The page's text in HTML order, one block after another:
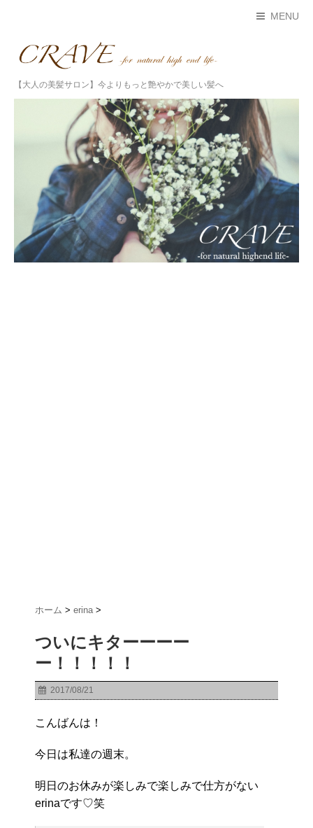
MENU
【大人の美髪サロン】今よりもっと艶やかで美しい髪へ
ホーム > erina >
ついにキターーーー
ー！！！！！
2017/08/21
こんばんは！
今日は私達の週末。
明日のお休みが楽しみで楽しみで仕方がない
erinaです♡笑